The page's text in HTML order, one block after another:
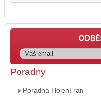
Poradny
Poradna Hojení ran